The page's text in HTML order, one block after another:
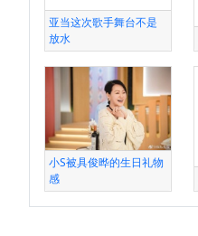
亚当这次歌手舞台不是
放水
小S被具俊晔的生日礼物